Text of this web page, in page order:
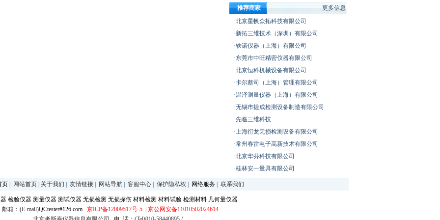
推荐商家
更多信息
·北京星帆众拓科技有限公司
·新拓三维技术（深圳）有限公司
·轶诺仪器（上海）有限公司
·东莞市中旺精密仪器有限公司
·北京恒科机械设备有限公司
·卡尔蔡司（上海）管理有限公司
·温泽测量仪器（上海）有限公司
·无锡市捷成检测设备制造有限公司
·先临三维科技
·上海衍龙无损检测设备有限公司
·常州春雷电子高新技术有限公司
·北京华芬科技有限公司
·桂林安一量具有限公司
页 网站首页 关于我们 友情链接 网站导航 客服中心 保护隐私权 网络服务 联系我们
检验仪器 测量仪器 测试仪器 无损检测 无损探伤 材料检测 材料试验 检测材料 几何量仪器
邮箱：(E-mail)QCtester#126.com 京ICP备12009517号-5
| 京公网安备11010502024614